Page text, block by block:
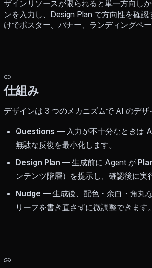
ザインリソースが限られると単一方向し
ンを入力し、Design Plan で方向性を確認
けでポスター、バナー、ランディングペ
仕組み
デザインは 3 つのメカニズムで AI のデザ
Questions — 入力が不十分なときは
無駄な反復を最小化します。
Design Plan — 生成前に Agent が
ンテンツ階層）を提示し、確認後に実
Nudge — 生成後、配色・余白・角丸
リーフを書き直さずに微調整できます。